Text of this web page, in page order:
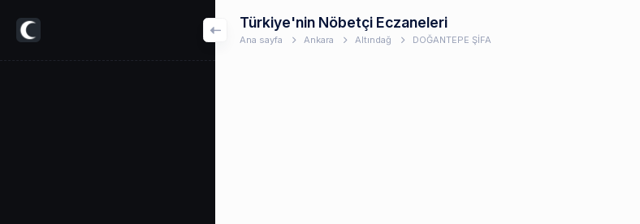
Türkiye'nin Nöbetçi Eczaneleri
Ana sayfa Ankara Altındağ DOĞANTEPE ŞİFA